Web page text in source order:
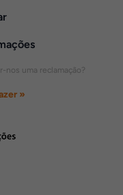
nos uma reclamação?
»